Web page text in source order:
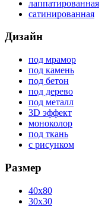
лаппатированная
сатинированная
Дизайн
под мрамор
под камень
под бетон
под дерево
под металл
3D эффект
моноколор
под ткань
с рисунком
Размер
40x80
30x30